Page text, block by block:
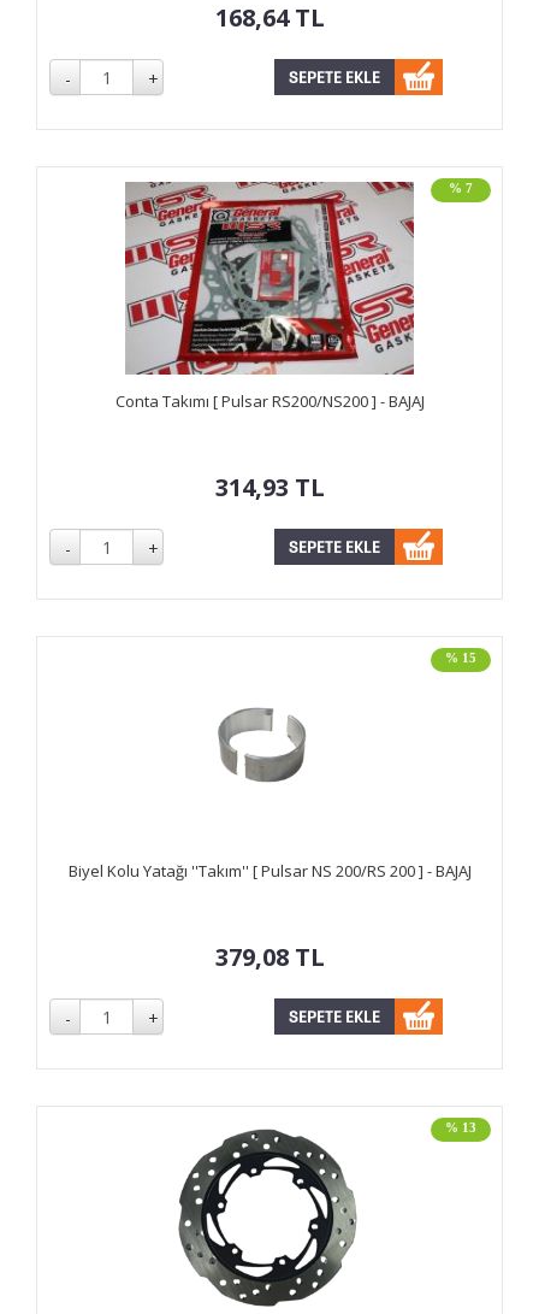
168,64TL
% 7
Conta Takımı [ Pulsar RS200/NS200 ] - BAJAJ
314,93 TL
% 15
Biyel Kolu Yatağı ''Takım'' [ Pulsar NS 200/RS 200 ] - BAJAJ
379,08 TL
% 13